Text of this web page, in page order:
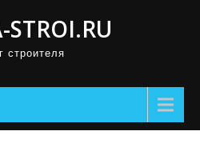
STROI.RU
строителя